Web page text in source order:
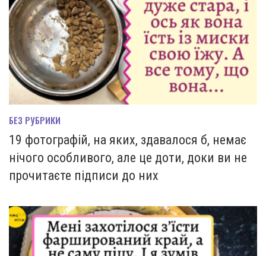
БЕЗ РУБРИКИ
19 фотографій, на яких, здавалося б, немає
нічого особливого, але це доти, доки ви не
прочитаєте підписи до них